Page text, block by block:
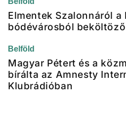
Elmentek Szalonnáról a
bódévárosból
Belföld
Magyar Pétert és a
bírálta az Amnesty
Klubrádióban